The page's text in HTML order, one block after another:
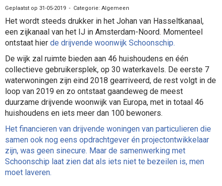
Geplaatst op 31-05-2019 - Categorie: Algemeen
Het wordt steeds drukker in het Johan van Hasseltkanaal,
een zijkanaal van het IJ in Amsterdam-Noord. Momenteel
ontstaat hier de drijvende woonwijk Schoonschip.
De wijk zal ruimte bieden aan 46 huishoudens en één
collectieve gebruikersplek, op 30 waterkavels. De eerste 7
waterwoningen zijn eind 2018 gearriveerd, de rest volgt in de
loop van 2019 en zo ontstaat gaandeweg de meest
duurzame drijvende woonwijk van Europa, met in totaal 46
huishoudens en iets meer dan 100 bewoners.
Het financieren van drijvende woningen van particulieren die
samen ook nog eens opdrachtgever én projectontwikkelaar
zijn, was geen sinecure. Maar de samenwerking met
Schoonschip laat zien dat als iets niet te bezeilen is, men
moet laveren.